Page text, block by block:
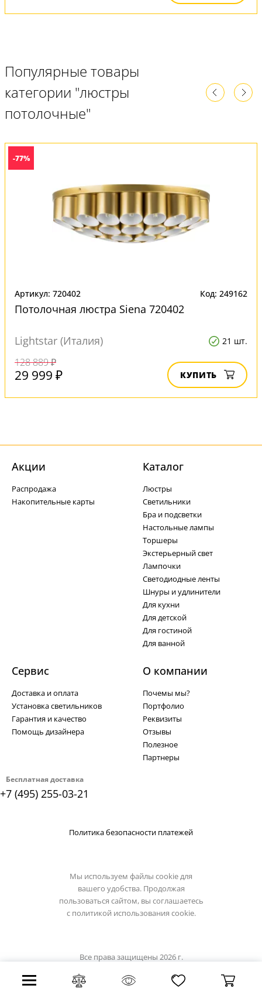
Популярные товары
категории "люстры
потолочные"
-77%
Артикул: 720402 Код: 249162
Потолочная люстра Siena 720402
Lightstar (Италия) 21 шт.
128 889 ₽
29 999 ₽ КУПИТЬ
Бесплатная доставка
+7 (495) 255-03-21
Акции
Распродажа
Накопительные карты
Каталог
Люстры
Светильники
Бра и подсветки
Настольные лампы
Торшеры
Экстерьерный свет
Лампочки
Светодиодные ленты
Шнуры и удлинители
Для кухни
Для детской
Для гостиной
Для ванной
Сервис
Доставка и оплата
Установка светильников
Гарантия и качество
Помощь дизайнера
О компании
Почемы мы?
Портфолио
Реквизиты
Отзывы
Полезное
Партнеры
Политика безопасности платежей
Мы используем файлы cookie для
вашего удобства. Продолжая
пользоваться сайтом, вы соглашаетесь
с политикой использования cookie.
Все права защищены 2026 г.